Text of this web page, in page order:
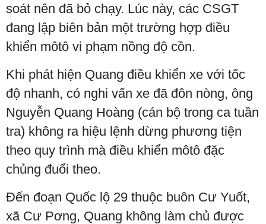
soát nên đã bỏ chạy. Lúc này, các CSGT
đang lập biên bản một trường hợp điều
khiển môtô vi phạm nồng độ cồn.
Khi phát hiện Quang điều khiển xe với tốc
độ nhanh, có nghi vấn xe đã đôn nòng, ông
Nguyễn Quang Hoàng (cán bộ trong ca tuần
tra) không ra hiệu lệnh dừng phương tiện
theo quy trình mà điều khiển môtô đặc
chủng đuổi theo.
Đến đoạn Quốc lộ 29 thuộc buôn Cư Yuốt,
xã Cư Pơng, Quang không làm chủ được